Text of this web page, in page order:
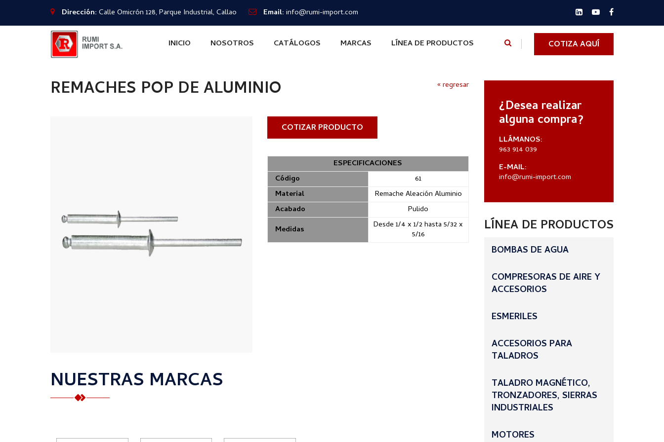
Dirección: Calle Omicrón 128, Parque Industrial, Callao Email: info@rumi-import.com
INICIO NOSOTROS CATÁLOGOS MARCAS LÍNEA DE PRODUCTOS COTIZA AQUÍ
REMACHES POP DE ALUMINIO « regresar
COTIZAR PRODUCTO
ESPECIFICACIONES
Código
61
Material
Remache Aleación Aluminio
Acabado
Pulido
Medidas
Desde 1/4 x 1/2 hasta 5/32 x
5/16
NUESTRAS MARCAS
¿Desea realizar
alguna compra?
LLÁMANOS:
963 914 039
E-MAIL:
info@rumi-import.com
LÍNEA DE PRODUCTOS
BOMBAS DE AGUA
COMPRESORAS DE AIRE Y
ACCESORIOS
ESMERILES
ACCESORIOS PARA
TALADROS
TALADRO MAGNÉTICO,
TRONZADORES, SIERRAS
INDUSTRIALES
MOTORES